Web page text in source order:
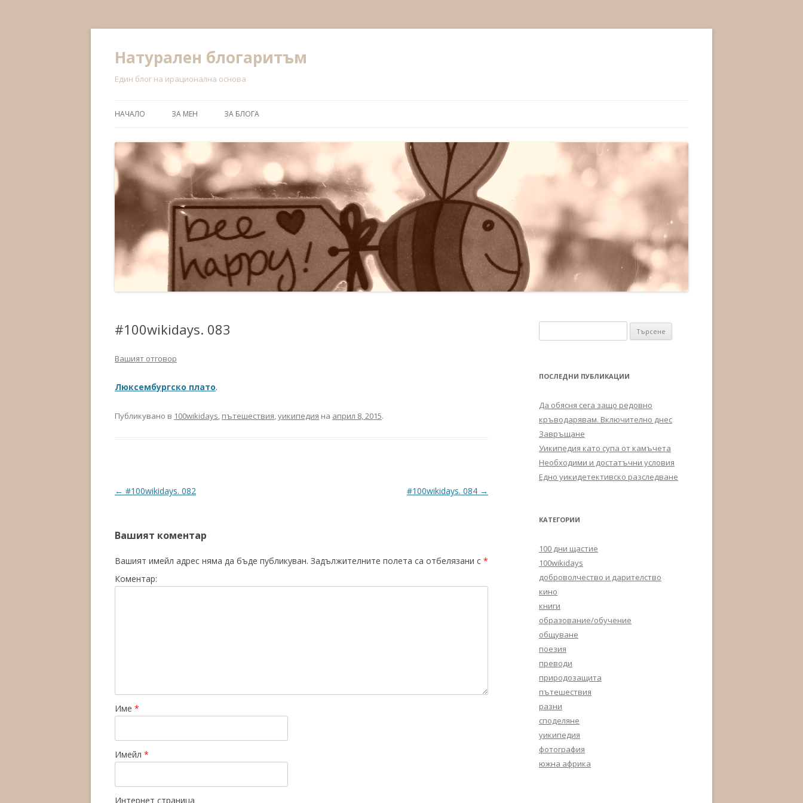
Натурален блогаритъм
Един блог на ирационална основа
НАЧАЛО ЗА МЕН ЗА БЛОГА
#100wikidays. 083
Вашият отговор
Люксембургско плато.
Публикувано в 100wikidays, пътешествия,уикипедия на април 8, 2015.
Навигация в публикациите
← #100wikidays. 082 #100wikidays. 084 →
Вашият коментар
Вашият имейл адрес няма да бъде публикуван. Задължителните полета са отбелязани с *
Коментар:
Име *
Имейл *
Интернет страница
ПОСЛЕДНИ ПУБЛИКАЦИИ
Да обясня сега защо редовно
кръводарявам. Включително днес
Завръщане
Уикипедия като супа от камъчета
Необходими и достатъчни условия
Едно уикидетективско разследване
КАТЕГОРИИ
100 дни щастие
100wikidays
доброволчество и дарителство
кино
книги
образование/обучение
общуване
поезия
преводи
природозащита
пътешествия
разни
споделяне
уикипедия
фотография
южна африка